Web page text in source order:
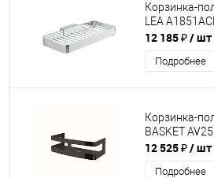
Корзинка-
LEA
12 185 ₽/ шт
Подробнее
Корзинка-
BASKET
12 525 ₽/ шт
Подробнее